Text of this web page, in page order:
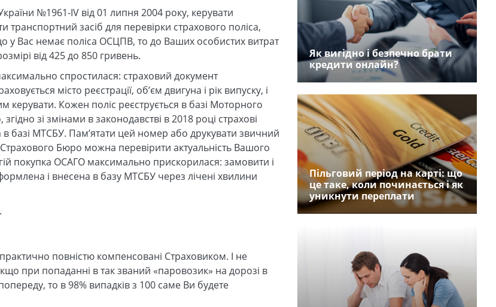
№1961-IV від 01 липня 2004 року, керувати
засіб для перевірки страхового поліса,
у Вас немає поліса ОСЦПВ, то до Ваших особистих витрат
від 425 до 850 гривень.
спростилася: страховий документ
місто реєстрації, об’єм двигуна і рік випуску, і
керувати. Кожен поліс реєструється в базі Моторного
зі змінами в законодавстві в 2018 році страхові
базі МТСБУ. Пам’ятати цей номер або друкувати звичний
Бюро можна перевірити актуальність Вашого
покупка ОСАГО максимально прискорилася: замовити і
і внесена в базу МТСБУ через лічені хвилини
повністю компенсовані Страховиком. І не
при попаданні в так званий «паровозик» на дорозі в
то в 98% випадків з 100 саме Ви будете
Як вигідно і безпечно брати
кредити онлайн?
Пільговий період на карті: що
це таке, коли починається і як
уникнути переплати